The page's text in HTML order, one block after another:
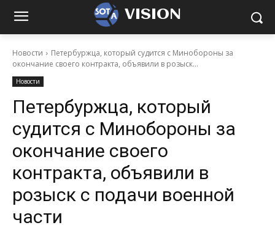
VISION
Новости
Петербуржца, который судится с Минобороны за
окончание своего контракта, объявили в розыск...
Новости
Петербуржца, который
судится с Минобороны за
окончание своего
контракта, объявили в
розыск с подачи военной
части